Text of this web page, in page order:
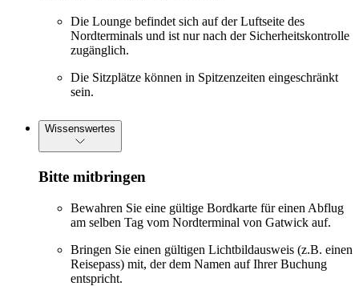
Die Lounge befindet sich auf der Luftseite des
Nordterminals und ist nur nach der Sicherheitskontrolle
zugänglich.
Die Sitzplätze können in Spitzenzeiten eingeschränkt
sein.
Wissenswertes
Bitte mitbringen
Bewahren Sie eine gültige Bordkarte für einen Abflug
am selben Tag vom Nordterminal von Gatwick auf.
Bringen Sie einen gültigen Lichtbildausweis (z.B. einen
Reisepass) mit, der dem Namen auf Ihrer Buchung
entspricht.